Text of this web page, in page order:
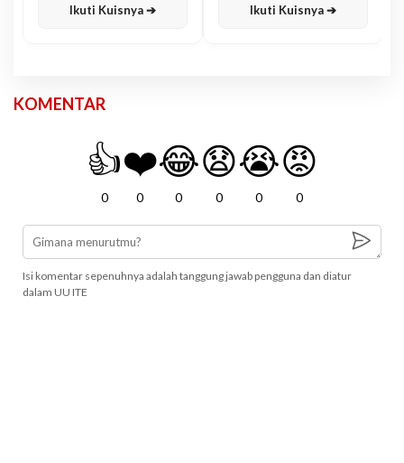
Ikuti Kuisnya ➔ Ikuti Kuisnya ➔
KOMENTAR
👍
0
❤️
0
😂
0
😧
0
😭
0
😡
0
Isi komentar sepenuhnya adalah tanggung jawab pengguna dan diatur
dalam UU ITE